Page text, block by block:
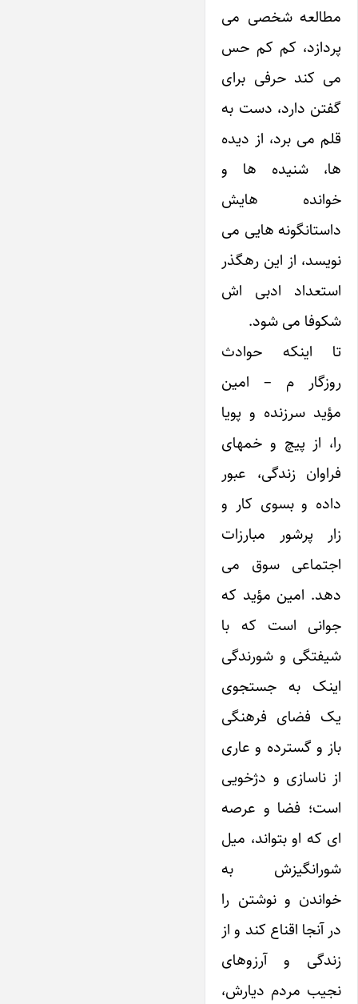
مطالعه شخصی می
پردازد، کم کم حس
می کند حرفی برای
گفتن دارد، دست به
قلم می برد، از دیده
ها، شنیده ها و
خوانده هایش
داستانگونه هایی می
نویسد، از این رهگذر
استعداد ادبی اش
شکوفا می شود.
تا اینکه حوادث
روزگار م – امین
مؤید سرزنده و پویا
را، از پیچ و خمهای
فراوان زندگی، عبور
داده و بسوی کار و
زار پرشور مبارزات
اجتماعی سوق می
دهد. امین مؤید که
جوانی است که با
شیفتگی و شورندگی
اینک به جستجوی
یک فضای فرهنگی
باز و گسترده و عاری
از ناسازی و دژخویی
است؛ فضا و عرصه
ای که او بتواند، میل
شورانگیزش به
خواندن و نوشتن را
در آنجا اقناع کند و از
زندگی و آرزوهای
نجیب مردم دیارش،